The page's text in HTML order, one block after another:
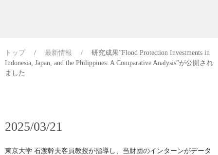
トップ / 最新情報 / 研究成果”Flood Protection Investments in
Indonesia, Japan, and the Philippines: A Comparative Analysis”が公開され
ました
2025/03/21
東京大学 石渡幹夫客員教授が指導し、当財団のインターンがデータ